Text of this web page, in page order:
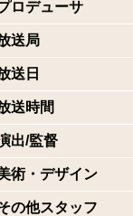
ロデューサ
送局
送日
送時間
出/監督
術・デザイン
の他スタッフ